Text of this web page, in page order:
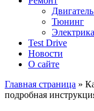
Тюнинг
Электрика
Test Drive
Новости
О сайте
Главная страница »
подробная